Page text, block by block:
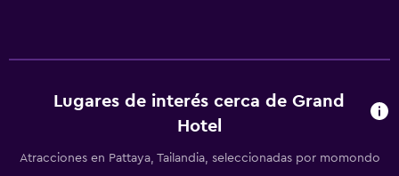
Botiquín de primeros auxilios
Cámaras CCTV en el exterior
Lugares de interés cerca de Grand
Hotel
Atracciones en Pattaya, Tailandia, seleccionadas por momondo